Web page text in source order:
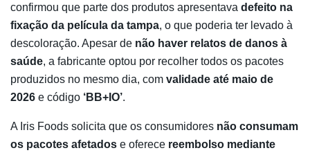
confirmou que parte dos produtos apresentava defeito na
fixação da película da tampa, o que poderia ter levado à
descoloração. Apesar de não haver relatos de danos à
saúde, a fabricante optou por recolher todos os pacotes
produzidos no mesmo dia, com validade até maio de
2026 e código ‘BB+IO’.
A Iris Foods solicita que os consumidores não consumam
os pacotes afetados e oferece reembolso mediante